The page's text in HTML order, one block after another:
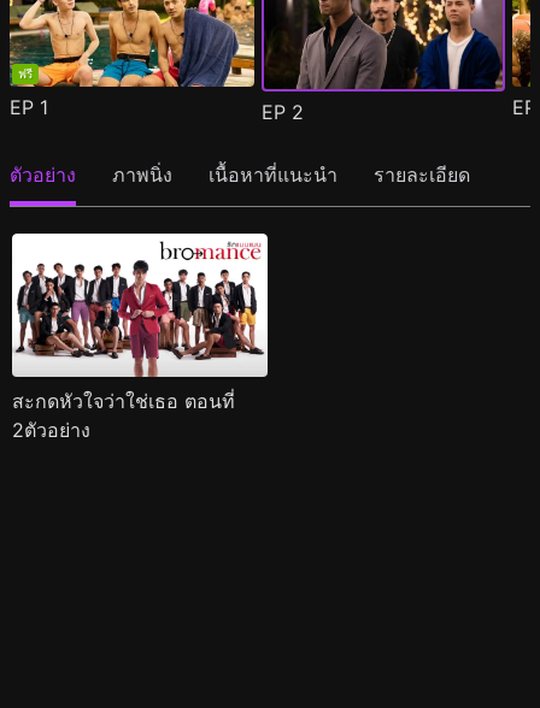
ฟรี
EP 1 EP 2
ตัวอย่าง ภาพนิ่ง เนื้อหาที่แนะนำ รายละเอียด
สะกดหัวใจว่าใช่เธอ ตอนที่
2ตัวอย่าง